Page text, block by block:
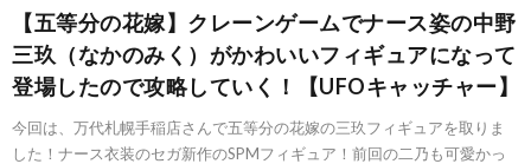
【五等分の花嫁】クレーンゲームでナース姿の中野
三玖（なかのみく）がかわいいフィギュアになって
登場したので攻略していく！【UFOキャッチャー】
今回は、万代札幌手稲店さんで五等分の花嫁の三玖フィギュアを取りま
した！ナース衣装のセガ新作のSPMフィギュア！前回の二乃も可愛かっ